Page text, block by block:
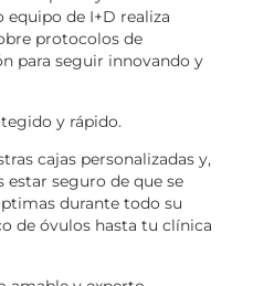
equipo de I+D realiza
protocolos de
para seguir innovando y
y rápido.
cajas personalizadas y,
estar seguro de que se
durante todo su
de óvulos hasta tu clínica